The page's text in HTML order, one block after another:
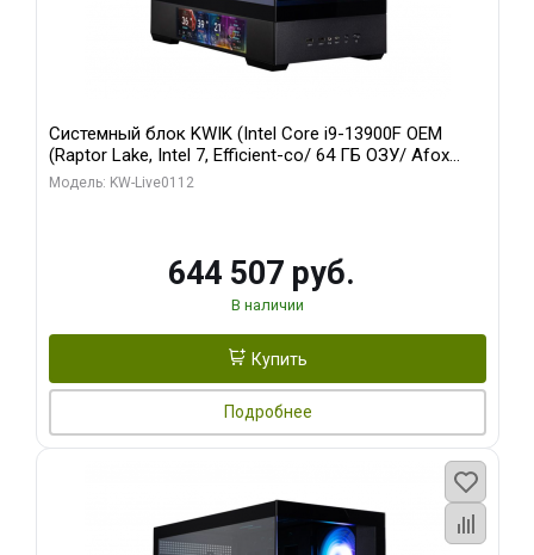
Системный блок KWIK (Intel Core i9-13900F OEM
(Raptor Lake, Intel 7, Efficient-co/ 64 ГБ ОЗУ/ Afox
RTX4090 24GB GDDR6X 384-Bit 3xDP HDMI ATX Turbo/
Модель: KW-Live0112
644 507 руб.
В наличии
Купить
Подробнее